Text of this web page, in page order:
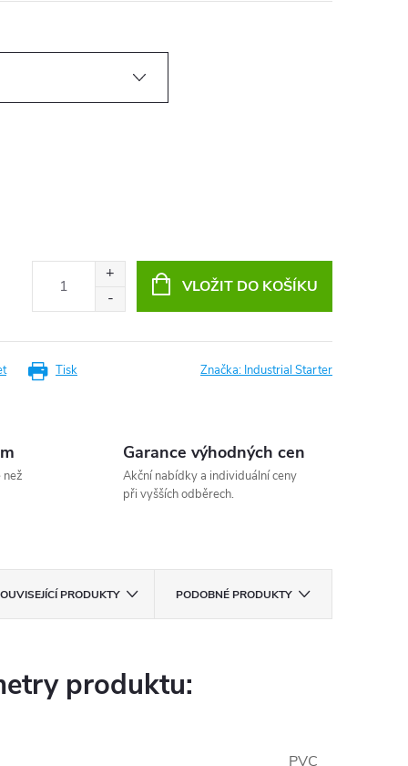
VLOŽIT DO KOŠÍKU
Tisk Značka: Industrial Starter
než
Garance výhodných cen
Akční nabídky a individuální ceny
při vyšších odběrech.
PRODUKTY PODOBNÉ PRODUKTY
produktu:
PVC